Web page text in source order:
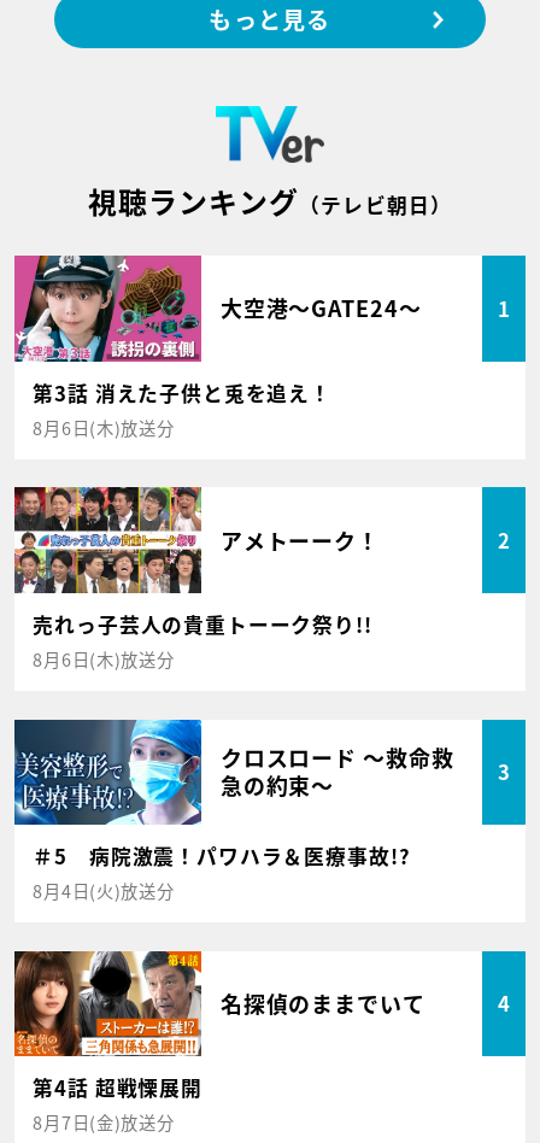
もっと見る
視聴ランキング （テレビ朝日）
大空港～GATE24～ 1
第3話 消えた子供と兎を追え！
8月6日(木)放送分
アメトーーク！ 2
売れっ子芸人の貴重トーーク祭り!!
8月6日(木)放送分
クロスロード ～救命救
急の約束～
3
＃5 病院激震！パワハラ＆医療事故!?
8月4日(火)放送分
名探偵のままでいて 4
第4話 超戦慄展開
8月7日(金)放送分